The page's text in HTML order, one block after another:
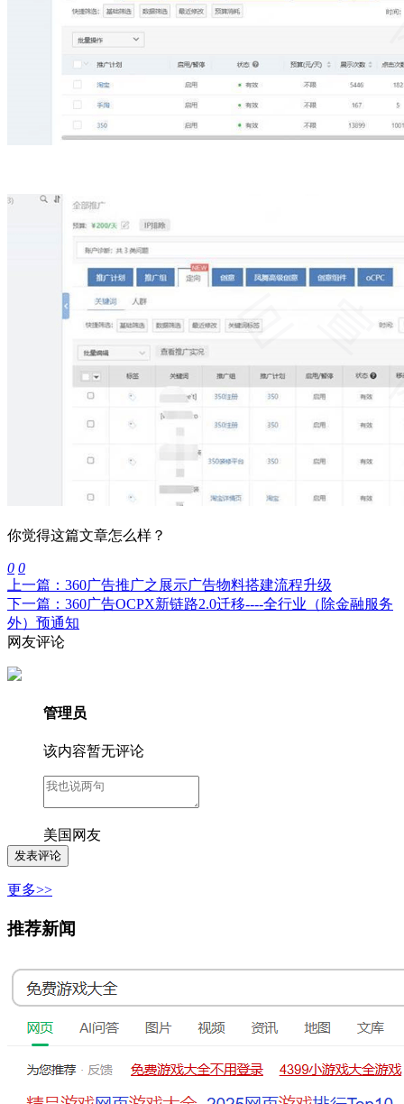
你觉得这篇文章怎么样？
0 0
上一篇：360广告推广之展示广告物料搭建流程升级
下一篇：360广告OCPX新链路2.0迁移----全行业（除金融服务
外）预通知
网友评论
管理员
该内容暂无评论
美国网友
更多>>
推荐新闻